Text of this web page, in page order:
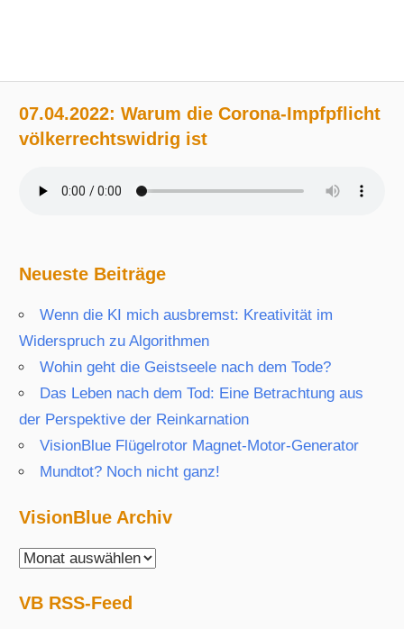
07.04.2022: Warum die Corona-Impfpflicht
völkerrechtswidrig ist
Neueste Beiträge
Wenn die KI mich ausbremst: Kreativität im
Widerspruch zu Algorithmen
Wohin geht die Geistseele nach dem Tode?
Das Leben nach dem Tod: Eine Betrachtung aus
der Perspektive der Reinkarnation
VisionBlue Flügelrotor Magnet-Motor-Generator
Mundtot? Noch nicht ganz!
VisionBlue Archiv
VisionBlue
VB RSS-Feed